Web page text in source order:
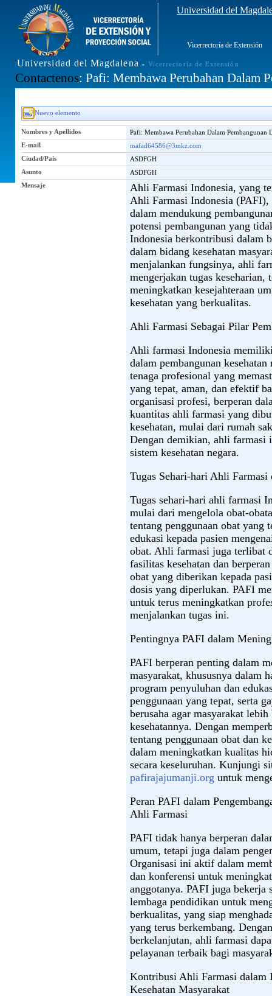
Universidad del
Vicerrectoría de Extensión
Universidad del Magdalena » Vicerrectoría de Extensión
Contactenos: Pafi: Membawa Perubahan Dalam
Nuevo elemento
Nombres y Apellidos
Pafi: Membawa Perubahan Dalam Pembangunan
E-mail
mafad64586@3mkz.com
Ciudad/País
ASDFGH
Asunto
ASDFGH
Mensaje
Ahli Farmasi Indonesia, yang
Ahli Farmasi Indonesia (PAFI),
dalam mendukung
potensi pembangunan yang
Indonesia berkontribusi dalam
dalam bidang kesehatan
menjalankan fungsinya, ahli
mengerjakan tugas keseharian,
meningkatkan kesejahteraan
kesehatan yang berkualitas.
Ahli Farmasi Sebagai Pilar
Ahli farmasi Indonesia
dalam pembangunan
tenaga profesional yang
yang tepat, aman, dan efektif
organisasi profesi, berperan
kuantitas ahli farmasi yang
kesehatan, mulai dari rumah
Dengan demikian, ahli farmasi
sistem kesehatan negara.
Tugas Sehari-hari Ahli Farmasi
Tugas sehari-hari ahli farmasi
mulai dari mengelola obat-
tentang penggunaan obat yang
edukasi kepada pasien
obat. Ahli farmasi juga terlibat
fasilitas kesehatan dan
obat yang diberikan kepada
dosis yang diperlukan. PAFI
untuk terus meningkatkan
menjalankan tugas ini.
Pentingnya PAFI dalam
PAFI berperan penting dalam
masyarakat, khususnya dalam
program penyuluhan dan
penggunaan yang tepat, serta
berusaha agar masyarakat
kesehatannya. Dengan
tentang penggunaan obat dan
dalam meningkatkan kualitas
secara keseluruhan. Kunjungi
pafirajajumanji.org untuk
Peran PAFI dalam
Ahli Farmasi
PAFI tidak hanya berperan
umum, tetapi juga dalam
Organisasi ini aktif dalam
dan konferensi untuk
anggotanya. PAFI juga bekerja
lembaga pendidikan untuk
berkualitas, yang siap
yang terus berkembang.
berkelanjutan, ahli farmasi
pelayanan terbaik bagi
Kontribusi Ahli Farmasi dalam
Kesehatan Masyarakat